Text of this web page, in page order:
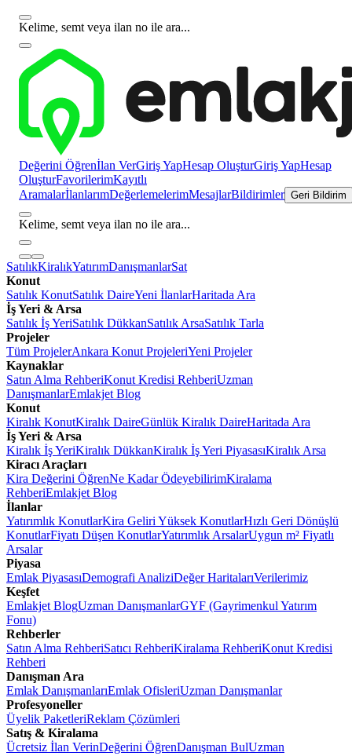
Kelime, semt veya ilan no ile ara...
Değerini Öğrenİlan VerGiriş YapHesap OluşturGiriş YapHesap
OluşturFavorilerimKayıtlı
AramalarİlanlarımDeğerlemelerimMesajlarBildirimler Geri Bildirim
Kelime, semt veya ilan no ile ara...
SatılıkKiralıkYatırımDanışmanlarSat
Konut
Satılık KonutSatılık DaireYeni İlanlarHaritada Ara
İş Yeri & Arsa
Satılık İş YeriSatılık DükkanSatılık ArsaSatılık Tarla
Projeler
Tüm ProjelerAnkara Konut ProjeleriYeni Projeler
Kaynaklar
Satın Alma RehberiKonut Kredisi RehberiUzman
DanışmanlarEmlakjet Blog
Konut
Kiralık KonutKiralık DaireGünlük Kiralık DaireHaritada Ara
İş Yeri & Arsa
Kiralık İş YeriKiralık DükkanKiralık İş Yeri PiyasasıKiralık Arsa
Kiracı Araçları
Kira Değerini ÖğrenNe Kadar ÖdeyebilirimKiralama
RehberiEmlakjet Blog
İlanlar
Yatırımlık KonutlarKira Geliri Yüksek KonutlarHızlı Geri Dönüşlü
KonutlarFiyatı Düşen KonutlarYatırımlık ArsalarUygun m² Fiyatlı
Arsalar
Piyasa
Emlak PiyasasıDemografi AnaliziDeğer HaritalarıVerilerimiz
Keşfet
Emlakjet BlogUzman DanışmanlarGYF (Gayrimenkul Yatırım
Fonu)
Rehberler
Satın Alma RehberiSatıcı RehberiKiralama RehberiKonut Kredisi
Rehberi
Danışman Ara
Emlak DanışmanlarıEmlak OfisleriUzman Danışmanlar
Profesyoneller
Üyelik PaketleriReklam Çözümleri
Satış & Kiralama
Ücretsiz İlan VerinDeğerini ÖğrenDanışman BulUzman